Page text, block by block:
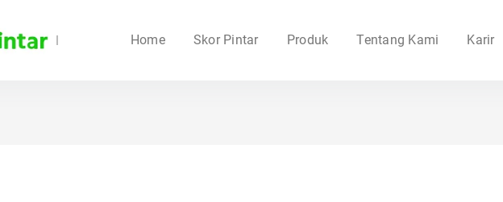
Home Skor Pintar Produk Tentang Kami Karir